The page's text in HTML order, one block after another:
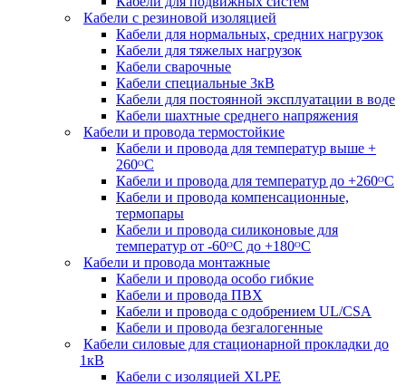
Кабели с резиновой изоляцией
Кабели для нормальных, средних нагрузок
Кабели для тяжелых нагрузок
Кабели сварочные
Кабели специальные 3кВ
Кабели для постоянной эксплуатации в воде
Кабели шахтные среднего напряжения
Кабели и провода термостойкие
Кабели и провода для температур выше +
260ᴼС
Кабели и провода для температур до +260ᴼС
Кабели и провода компенсационные,
термопары
Кабели и провода силиконовые для
температур от -60ᴼC до +180ᴼС
Кабели и провода монтажные
Кабели и провода особо гибкие
Кабели и провода ПВХ
Кабели и провода с одобрением UL/CSA
Кабели и провода безгалогенные
Кабели силовые для стационарной прокладки до
1кВ
Кабели c изоляцией XLPE